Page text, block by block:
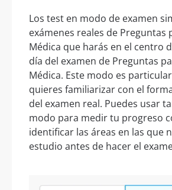
Los test en modo de examen
exámenes reales de Preguntas
Médica que harás en el centro
día del examen de Preguntas
Médica. Este modo es
quieres familiarizar con el
del examen real. Puedes usar
modo para medir tu progreso
identificar las áreas en las que
estudio antes de hacer el